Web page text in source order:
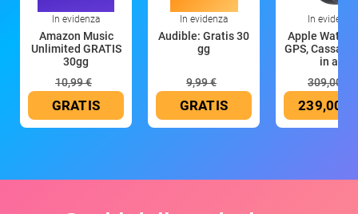
In evidenza
Amazon Music
Unlimited GRATIS
30gg
10,99 €
GRATIS
In evidenza
Audible: Gratis 30
gg
9,99 €
GRATIS
In evidenza
Apple Watch
GPS, Cassa
in all
309,00 €
239,00 €